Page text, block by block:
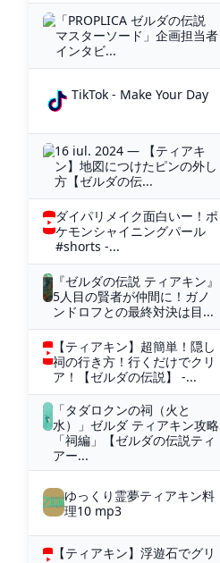
「PROPLICA ゼルダの伝説
マスターソード」企画担当者
インタビ...
TikTok - Make Your Day
16 iul. 2024 — 【ティアキ
ン】地図につけたピンの外し
方【ゼルダの伝...
ダイパリメイク面白いー！ポ
ケモンシャイニングパール
#shorts -...
『ゼルダの伝説 ティアキン』
5人目の賢者が仲間に！ガノ
ンドロフとの最終対決は目...
【ティアキン】超簡単！隠し
祠の行き方！行くだけでクリ
ア！【ゼルダの伝説】 -...
「タダロクンの祠（火と
水）」ゼルダ ティアキン攻略
「祠編」【ゼルダの伝説ティ
アー...
ゆっくり霊夢ティアキン料
理10 mp3
【ティアキン】浮遊石でグリ